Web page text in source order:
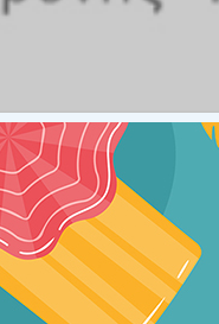
Τέχνης,